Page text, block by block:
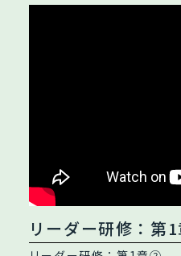
リーダー研修：第